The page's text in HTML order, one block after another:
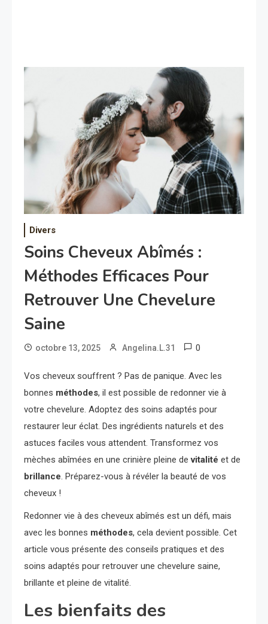
Divers
Soins Cheveux Abîmés :
Méthodes Efficaces Pour
Retrouver Une Chevelure
Saine
octobre 13, 2025 Angelina.L.31 0
Vos cheveux souffrent ? Pas de panique. Avec les
bonnes méthodes, il est possible de redonner vie à
votre chevelure. Adoptez des soins adaptés pour
restaurer leur éclat. Des ingrédients naturels et des
astuces faciles vous attendent. Transformez vos
mèches abîmées en une crinière pleine devitalité et de
brillance . Préparez-vous à révéler la beauté de vos
cheveux !
Redonner vie à des cheveux abîmés est un défi, mais
avec les bonnes méthodes, cela devient possible. Cet
article vous présente des conseils pratiques et des
soins adaptés pour retrouver une chevelure saine,
brillante et pleine de vitalité.
Les bienfaits des